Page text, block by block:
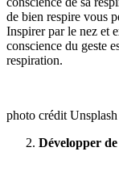
de bien respire vous
Inspirer par le nez et
conscience du geste
respiration.
photo crédit Unsplash
Développer